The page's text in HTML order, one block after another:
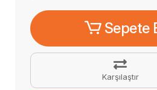
Sepete
Karşılaştır